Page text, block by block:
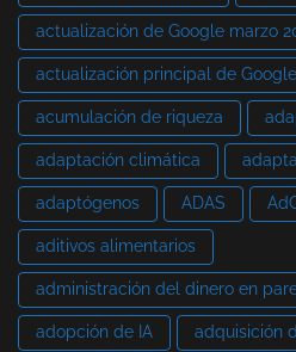
actualización de Google marzo
actualización principal de Google
acumulación de riqueza
adaptación climática
adaptógenos ADAS
aditivos alimentarios
administración del dinero en
adopción de IA adquisición